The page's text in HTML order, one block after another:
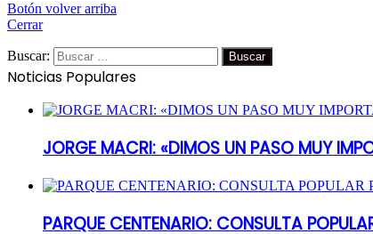
Botón volver arriba
Cerrar
Buscar:
Noticias Populares
JORGE MACRI: «DIMOS UN PASO MUY
PARQUE CENTENARIO: CONSULTA